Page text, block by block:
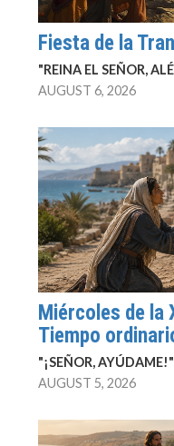
Fiesta de la
"REINA EL SEÑOR,
AUGUST 6, 2026
Miércoles de la
Tiempo
"¡SEÑOR, AYÚDAME!"
AUGUST 5, 2026